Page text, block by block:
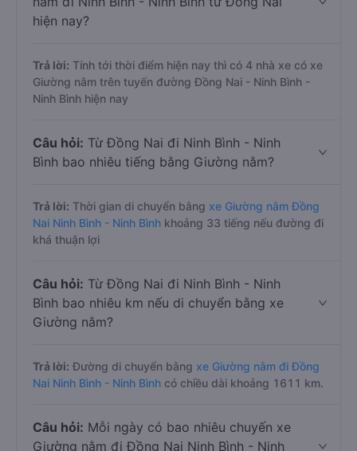
hiện nay?
Trả lời: Tính tới thời điểm hiện nay thì có 4 nhà xe có xe
Giường nằm trên tuyến đường Đồng Nai - Ninh Bình -
Ninh Bình hiện nay
Câu hỏi: Từ Đồng Nai đi Ninh Bình - Ninh
Bình bao nhiêu tiếng bằng Giường nằm?
Trả lời: Thời gian di chuyển bằng xe Giường nằm Đồng
Nai Ninh Bình - Ninh Bình khoảng 33 tiếng nếu đường đi
khá thuận lợi
Câu hỏi: Từ Đồng Nai đi Ninh Bình - Ninh
Bình bao nhiêu km nếu di chuyển bằng xe
Giường nằm?
Trả lời: Đường di chuyển bằng xe Giường nằm đi Đồng
Nai Ninh Bình - Ninh Bình có chiều dài khoảng 1611 km.
Câu hỏi: Mỗi ngày có bao nhiêu chuyến xe
Giường nằm đi Đồng Nai Ninh Bình - Ninh